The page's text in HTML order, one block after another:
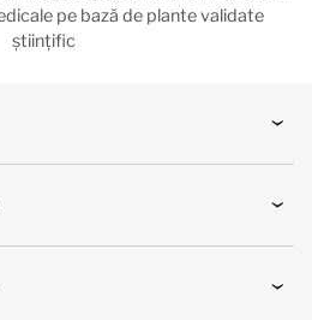
pe bază de plante validate
științific